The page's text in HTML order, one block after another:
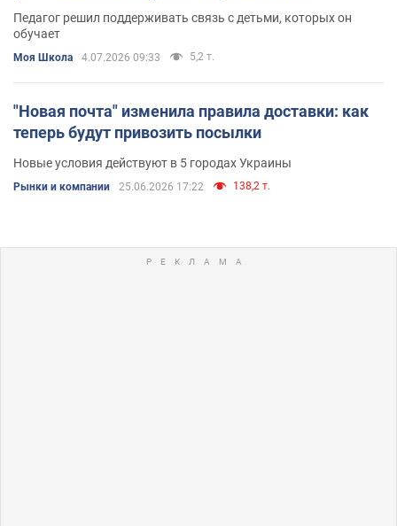
Педагог решил поддерживать связь с детьми, которых он
обучает
Моя Школа 4.07.2026 09:33 5,2 т.
"Новая почта" изменила правила доставки: как
теперь будут привозить посылки
Новые условия действуют в 5 городах Украины
Рынки и компании 25.06.2026 17:22 138,2 т.